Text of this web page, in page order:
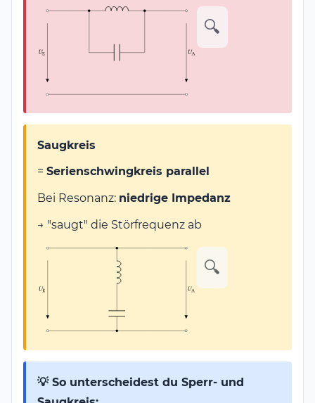
🔍
Saugkreis
= Serienschwingkreis parallel
Bei Resonanz: niedrige Impedanz
→ "saugt" die Störfrequenz ab
🔍
💡 So unterscheidest du Sperr- und